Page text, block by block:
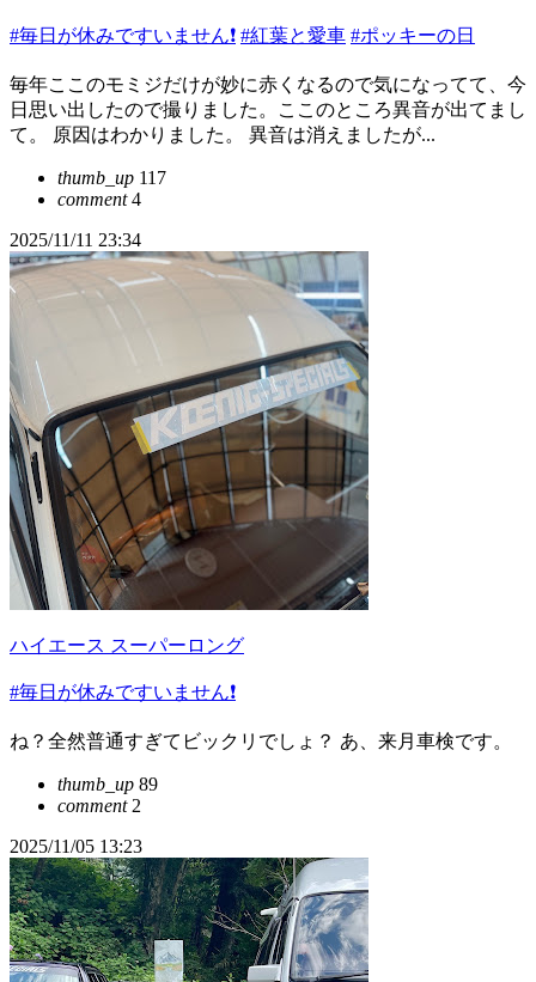
#毎日が休みですいません❗️ #紅葉と愛車 #ポッキーの日
毎年ここのモミジだけが妙に赤くなるので気になってて、今
日思い出したので撮りました。ここのところ異音が出てまし
て。 原因はわかりました。 異音は消えましたが...
thumb_up 117
comment4
2025/11/11 23:34
ハイエース スーパーロング
#毎日が休みですいません❗️
ね？全然普通すぎてビックリでしょ？ あ、来月車検です。
thumb_up 89
comment2
2025/11/05 13:23